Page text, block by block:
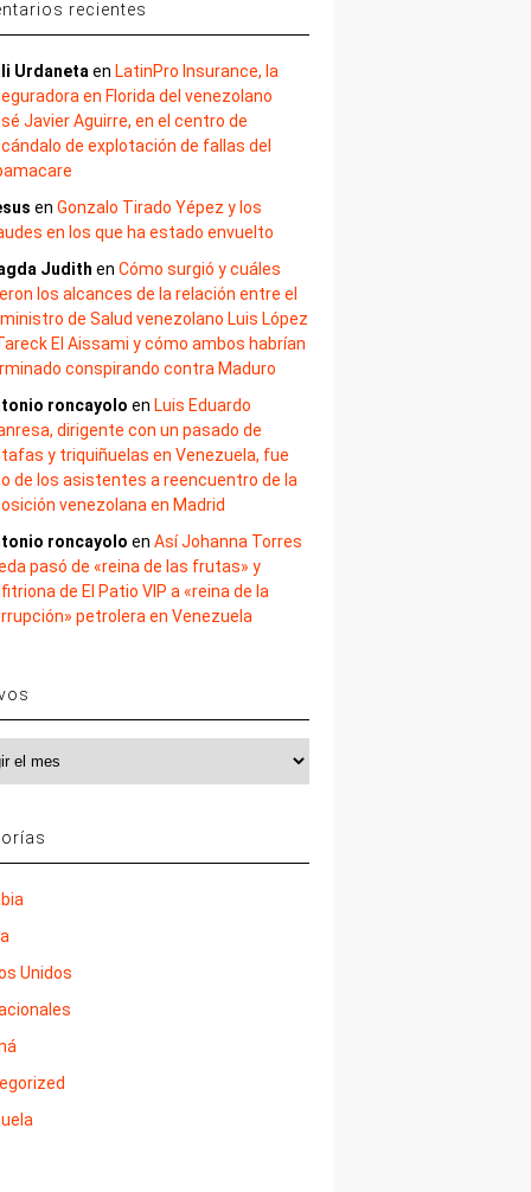
recientes
Urdaneta en LatinPro Insurance, la
en Florida del venezolano
Javier Aguirre, en el centro de
de explotación de fallas del
enGonzalo Tirado Yépez y los
en los que ha estado envuelto
Judith enCómo surgió y cuáles
los alcances de la relación entre el
de Salud venezolano Luis López
El Aissami y cómo ambos habrían
conspirando contra Maduro
roncayolo en Luis Eduardo
dirigente con un pasado de
y triquiñuelas en Venezuela, fue
de los asistentes a reencuentro de la
venezolana en Madrid
roncayolo enAsí Johanna Torres
pasó de «reina de las frutas» y
de El Patio VIP a «reina de la
petrolera en Venezuela
Unidos